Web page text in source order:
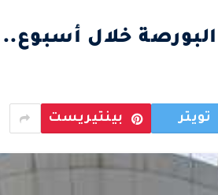
تويتر بينتيريست